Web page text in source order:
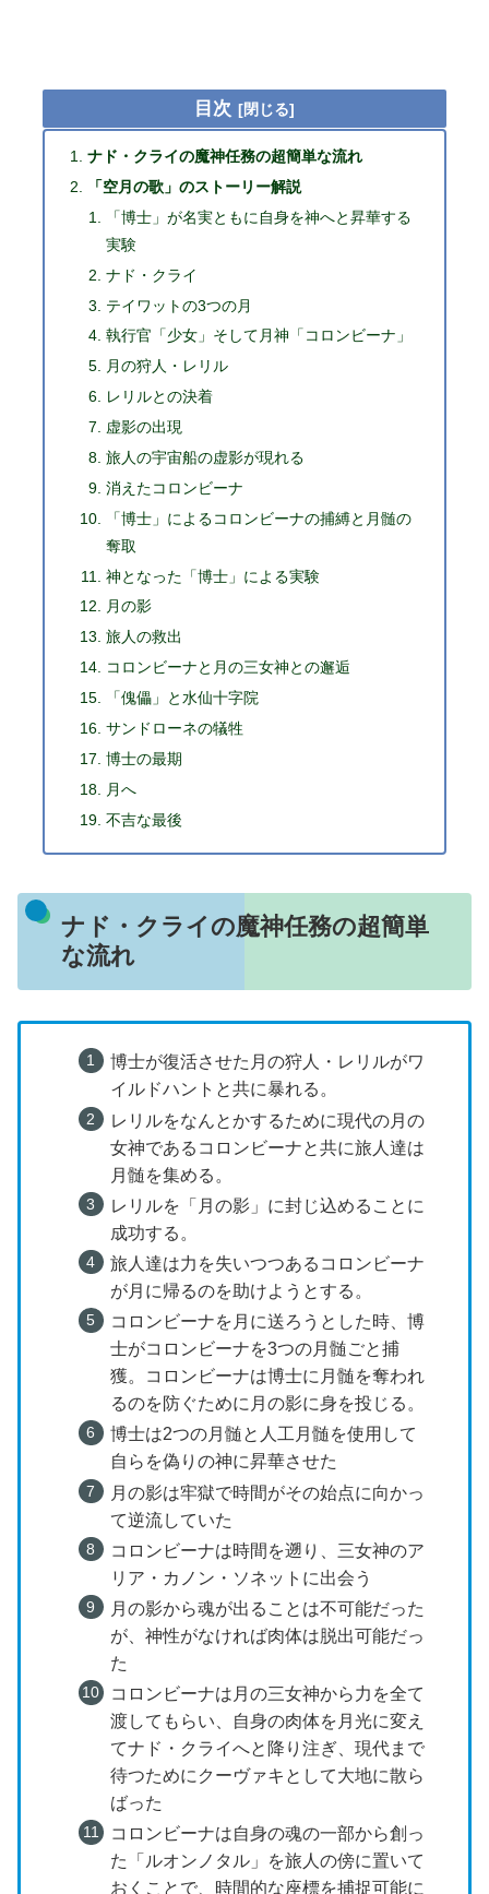
目次
ナド・クライの魔神任務の超簡単な流れ
「空月の歌」のストーリー解説
「博士」が名実ともに自身を神へと昇華する
実験
ナド・クライ
テイワットの3つの月
執行官「少女」そして月神「コロンビーナ」
月の狩人・レリル
レリルとの決着
虚影の出現
旅人の宇宙船の虚影が現れる
消えたコロンビーナ
「博士」によるコロンビーナの捕縛と月髄の
奪取
神となった「博士」による実験
月の影
旅人の救出
コロンビーナと月の三女神との邂逅
「傀儡」と水仙十字院
サンドローネの犠牲
博士の最期
月へ
不吉な最後
ナド・クライの魔神任務の超簡単
な流れ
博士が復活させた月の狩人・レリルがワ
イルドハントと共に暴れる。
レリルをなんとかするために現代の月の
女神であるコロンビーナと共に旅人達は
月髄を集める。
レリルを「月の影」に封じ込めることに
成功する。
旅人達は力を失いつつあるコロンビーナ
が月に帰るのを助けようとする。
コロンビーナを月に送ろうとした時、博
士がコロンビーナを3つの月髄ごと捕
獲。コロンビーナは博士に月髄を奪われ
るのを防ぐために月の影に身を投じる。
博士は2つの月髄と人工月髄を使用して
自らを偽りの神に昇華させた
月の影は牢獄で時間がその始点に向かっ
て逆流していた
コロンビーナは時間を遡り、三女神のア
リア・カノン・ソネットに出会う
月の影から魂が出ることは不可能だった
が、神性がなければ肉体は脱出可能だっ
た
コロンビーナは月の三女神から力を全て
渡してもらい、自身の肉体を月光に変え
てナド・クライへと降り注ぎ、現代まで
待つためにクーヴァキとして大地に散ら
ばった
コロンビーナは自身の魂の一部から創っ
た「ルオンノタル」を旅人の傍に置いて
おくことで、時間的な座標を捕捉可能に